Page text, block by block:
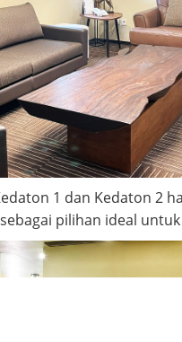
1 dan Kedaton 2
pilihan ideal